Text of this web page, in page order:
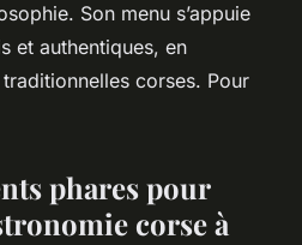
Son menu s’appuie
et authentiques, en
corses. Pour
phares pour
corse à